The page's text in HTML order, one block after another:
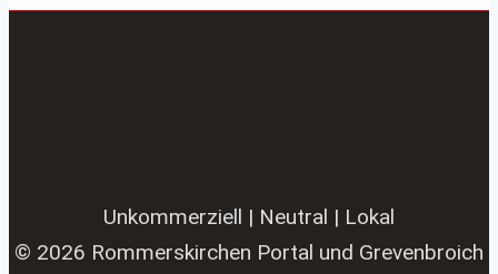
Unkommerziell | Neutral | Lokal
© 2026 Rommerskirchen Portal und Grevenbroich